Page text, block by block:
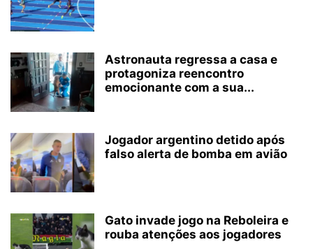
Astronauta regressa a casa e
protagoniza reencontro
emocionante com a sua...
Jogador argentino detido após
falso alerta de bomba em avião
Gato invade jogo na Reboleira e
rouba atenções aos jogadores